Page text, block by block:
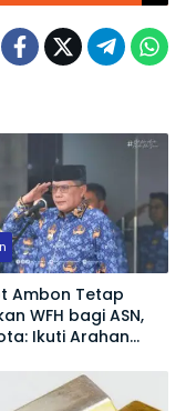
Ambon Tetap
WFH bagi ASN,
Ikuti Arahan